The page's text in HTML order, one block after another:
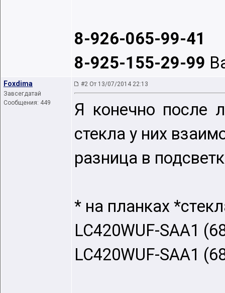
8-926-065-99-41
8-925-155-29-99
Foxdima
Завсегдатай
Сообщения: 449
#2 От 13/07/2014 22:13
Я конечно после
стекла у них
разница в
* на планках
LC420WUF-SAA1
LC420WUF-SAA1